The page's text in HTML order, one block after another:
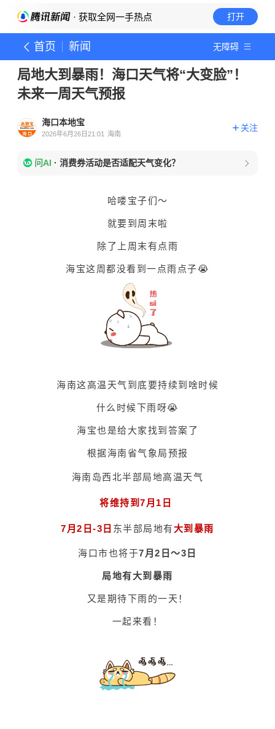
· 获取全网一手热点 打开
首页 新闻 无障碍
局地大到暴雨！海口天气将“大变脸”！
未来一周天气预报
海口本地宝
2026年6月26日21:01 海南
关注
问AI · 消费券活动是否适配天气变化？
哈喽宝子们～
就要到周末啦
除了上周末有点雨
海宝这周都没看到一点雨点子😭
海南这高温天气到底要持续到啥时候
什么时候下雨呀😭
海宝也是给大家找到答案了
根据海南省气象局预报
海南岛西北半部局地高温天气
将维持到7月1日
7 月2日-3日 东半部局地有 大到暴雨
海口市也将于7月2日～3日
局地有大到暴雨
又是期待下雨的一天！
一起来看！